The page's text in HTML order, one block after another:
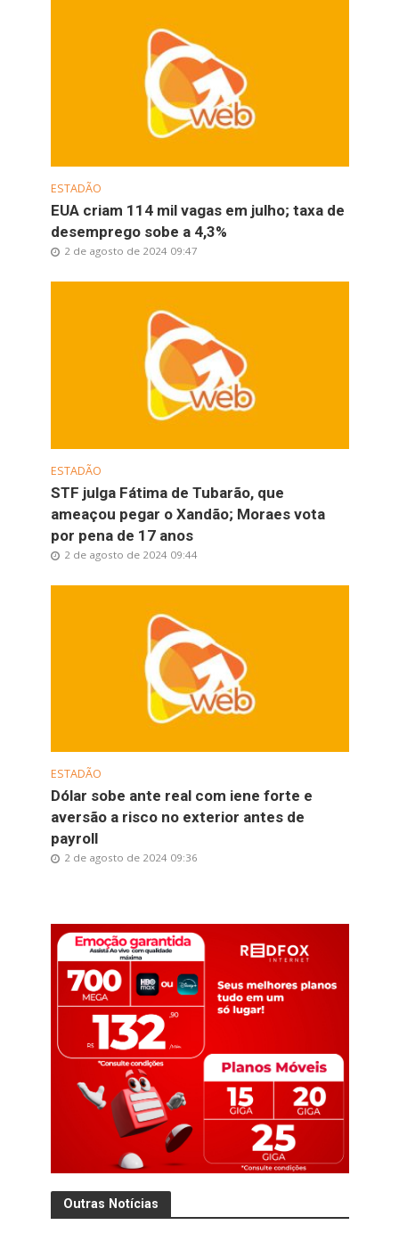
ESTADÃO
EUA criam 114 mil vagas em julho; taxa de
desemprego sobe a 4,3%
2 de agosto de 2024 09:47
ESTADÃO
STF julga Fátima de Tubarão, que
ameaçou pegar o Xandão; Moraes vota
por pena de 17 anos
2 de agosto de 2024 09:44
ESTADÃO
Dólar sobe ante real com iene forte e
aversão a risco no exterior antes de
payroll
2 de agosto de 2024 09:36
Outras Notícias